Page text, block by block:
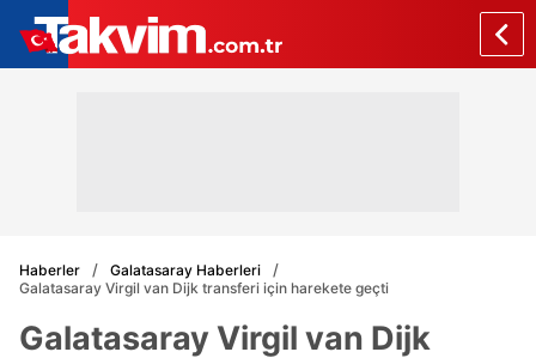
Haberler
Galatasaray Haberleri
Galatasaray Virgil van Dijk transferi için harekete geçti
Galatasaray Virgil van Dijk